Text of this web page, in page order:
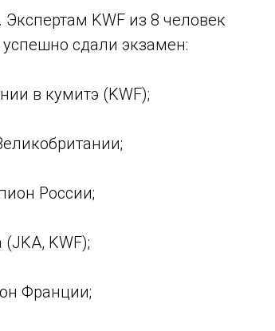
KWF из 8 человек
сдали экзамен:
в кумитэ (KWF);
России;
KWF);
Франции;